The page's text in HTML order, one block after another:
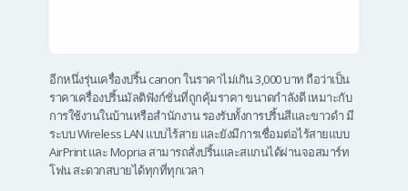
อีกหนึ่งรุ่นเครื่องปริ้น canonในราคาไม่เกิน 3,000 บาท ถือว่าเป็น
ราคาเครื่องปริ้นมัลติฟังก์ชั่นที่ถูกคุ้มราคา ขนาดกำลังดี เหมาะกับ
การใช้งานในบ้านหรือสำนักงาน รองรับทั้งการปริ้นสีและขาวดำ มี
ระบบWireless LAN แบบไร้สาย และยังมีการเชื่อมต่อไร้สายแบบ
AirPrint และ Mopria สามารถสั่งปริ้นและสแกนได้ผ่านจอสมาร์ท
โฟน สะดวกสบายได้ทุกที่ทุกเวลา